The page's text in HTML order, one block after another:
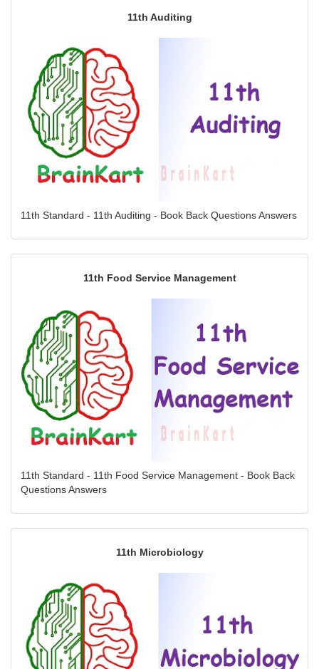
11th Auditing
11th Standard - 11th Auditing - Book Back Questions Answers
11th Food Service Management
11th Standard - 11th Food Service Management - Book Back
Questions Answers
11th Microbiology